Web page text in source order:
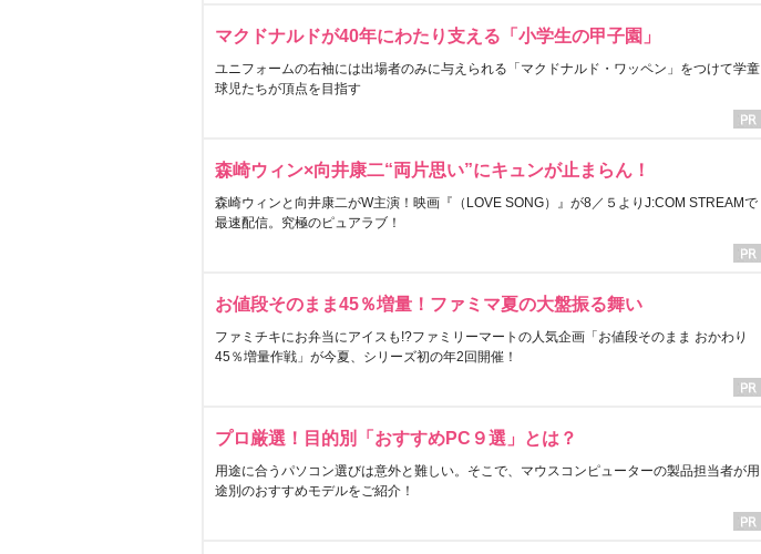
マクドナルドが40年にわたり支える「小学生の甲子園」
ユニフォームの右袖には出場者のみに与えられる「マクドナルド・ワッペン」をつけて学童
球児たちが頂点を目指す
森崎ウィン×向井康二“両片思い”にキュンが止まらん！
森崎ウィンと向井康二がW主演！映画『（LOVE SONG）』が8／５よりJ:COM STREAMで
最速配信。究極のピュアラブ！
お値段そのまま45％増量！ファミマ夏の大盤振る舞い
ファミチキにお弁当にアイスも!?ファミリーマートの人気企画「お値段そのまま おかわり
45％増量作戦」が今夏、シリーズ初の年2回開催！
プロ厳選！目的別「おすすめPC９選」とは？
用途に合うパソコン選びは意外と難しい。そこで、マウスコンピューターの製品担当者が用
途別のおすすめモデルをご紹介！